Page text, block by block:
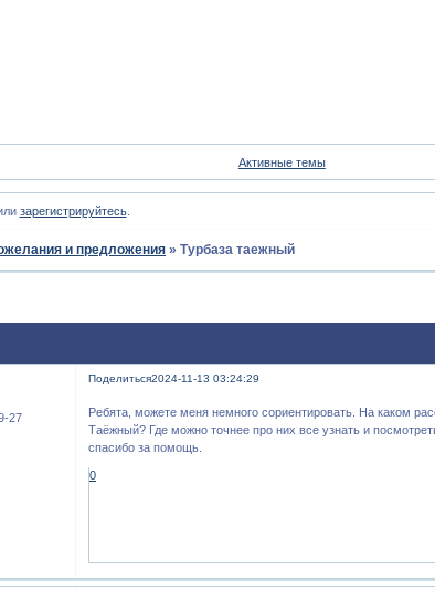
Активные темы
зарегистрируйтесь.
и предложения »Турбаза таежный
Поделиться2024-11-13 03:24:29
27
Ребята, можете меня немного сориентировать. На каком
Таёжный? Где можно точнее про них все узнать и
спасибо за помощь.
0